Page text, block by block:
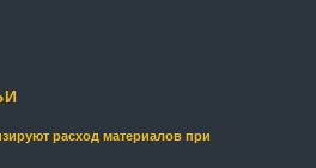
расход материалов при